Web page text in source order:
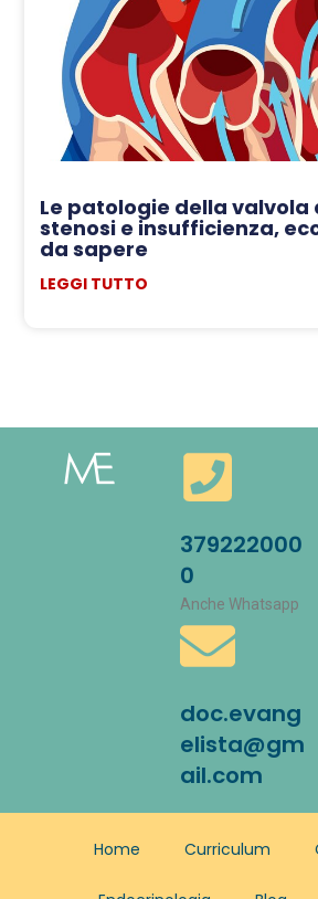
Le patologie della valvola
stenosi e insufficienza,
da sapere
LEGGI TUTTO
379222000
0
Anche Whatsapp
doc.evang
elista@gm
ail.com
Home Curriculum